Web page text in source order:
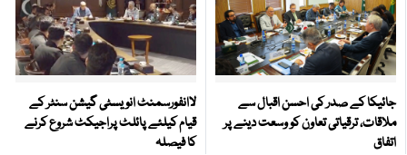
جائیکا کے صدر کی احسن اقبال سے
ملاقات، ترقیاتی تعاون کو وسعت دینے پر
اتفاق
لاانفورسمنٹ انویسٹی گیشن سنٹر کے
قیام کیلئے پائلٹ پراجیکٹ شروع کرنے
کا فیصلہ